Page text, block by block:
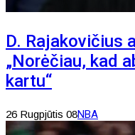
D. Rajakovičius
„Norėčiau, kad
kartu“
26 Rugpjūtis 08NBA